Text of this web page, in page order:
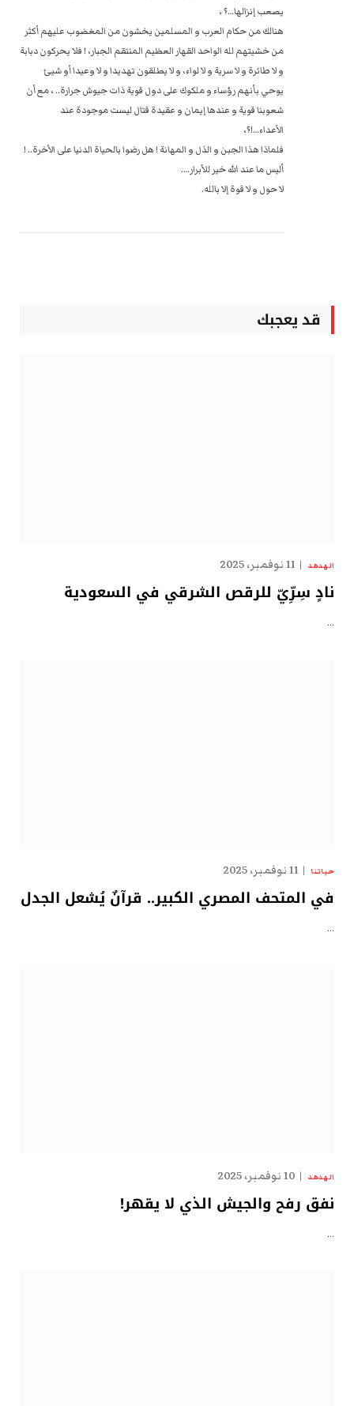
يصعب إنزالها…؟ ،
هنالك من حكام العرب و المسلمين يخشون من المغضوب عليهم أكثر
من خشيتهم لله الواحد القهار العظيم المنتقم الجبار، ! فلا يحركون دبابة
و لا طائرة و لا سرية و لا لواء، و لا يطلقون تهديدا و لا وعيدا أو شيئ
يوحي بأنهم رؤساء و ملكوك على دول قوية ذات جيوش جرارة.. ، مع أن
شعوبنا قوية و عندها إيمان و عقيدة قتال ليست موجودة عند
الأعداء…!؟،
فلماذا هذا الجبن و الذل و المهانة ! هل رضوا بالحياة الدنيا على الأخرة.. !
أليس ما عند الله خير للأبرار….
لا حول و لا قوة إلا بالله. ‏‎ ‎
قد يعجبك
الهدهد 11 نوفمبر، 2025
نادٍ سِرِّيّ للرقص الشرقي في السعودية
…
حياتنا 11 نوفمبر، 2025
في المتحف المصري الكبير.. قرآنٌ يُشعل الجدل
…
الهدهد 10 نوفمبر، 2025
نفق رفح والجيش الذي لا يقهر!
…